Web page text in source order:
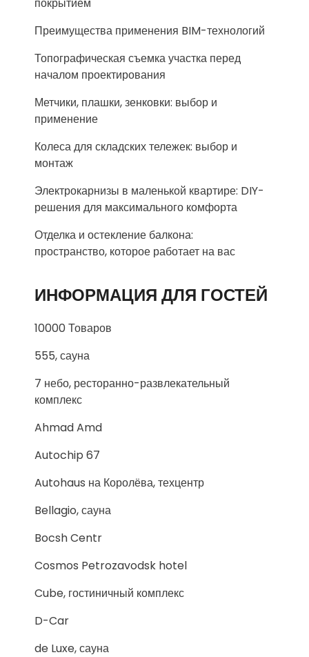
Преимущества применения BIM-технологий
Топографическая съемка участка перед
началом проектирования
Метчики, плашки, зенковки: выбор и
применение
Колеса для складских тележек: выбор и
монтаж
Электрокарнизы в маленькой квартире: DIY-
решения для максимального комфорта
Отделка и остекление балкона:
пространство, которое работает на вас
ИНФОРМАЦИЯ ДЛЯ ГОСТЕЙ
10000 Товаров
555, сауна
7 небо, ресторанно-развлекательный
комплекс
Ahmad Amd
Autochip 67
Autohaus на Королёва, техцентр
Bellagio, сауна
Bocsh Centr
Cosmos Petrozavodsk hotel
Cube, гостиничный комплекс
D-Car
de Luxe, сауна